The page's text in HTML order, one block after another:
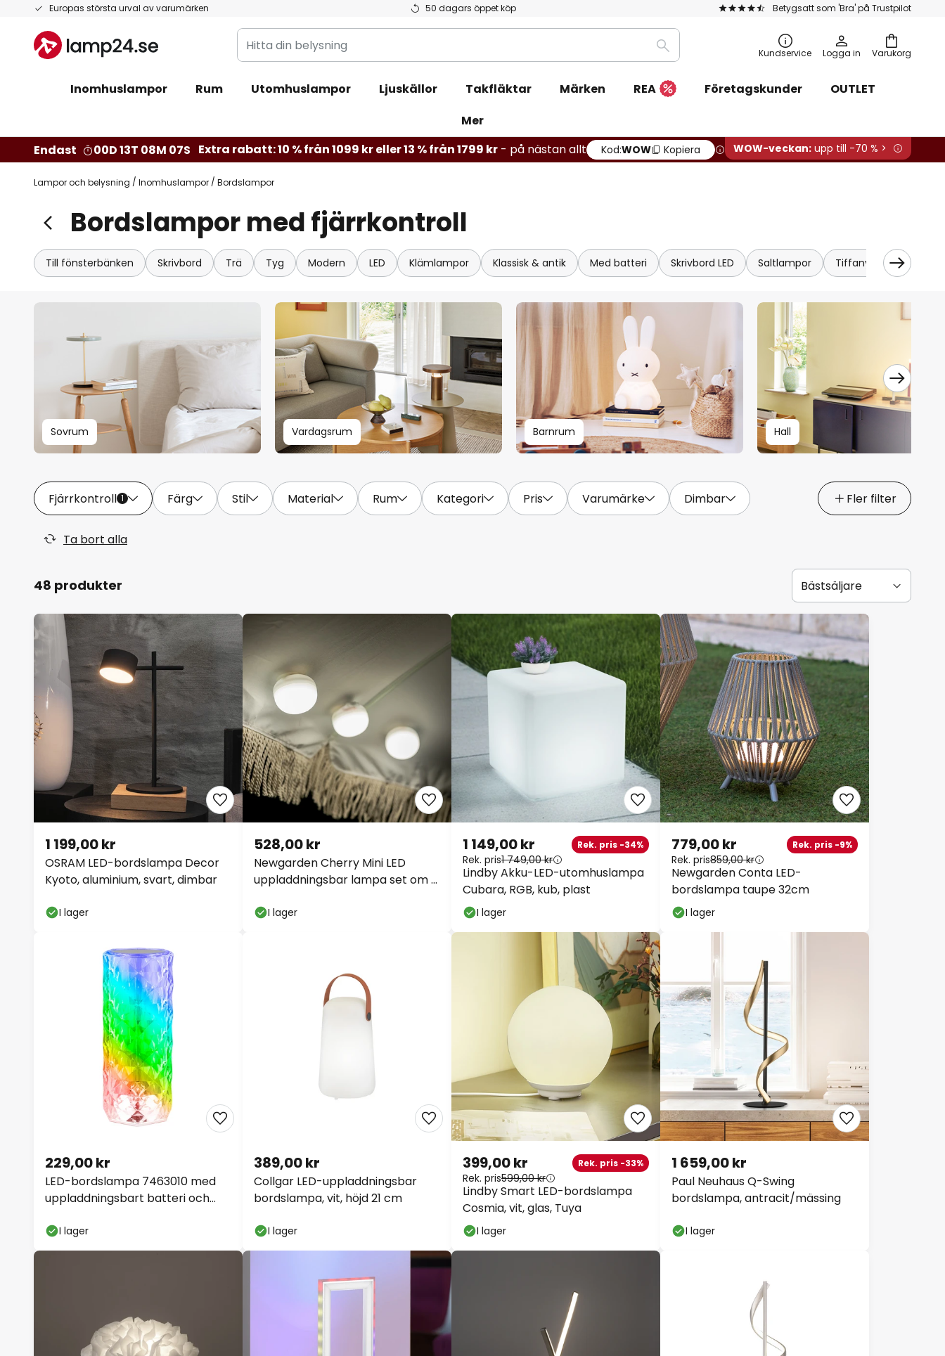
Europas största urval av varumärken 50 dagars öppet köp Betygsatt som 'Bra' på Trustpilot
Hoppa
innehållet
Varukorg
Hitta
din
Sök Kundservice Logga in
Inomhuslampor Rum Utomhuslampor Ljuskällor Takfläktar Märken REA Företagskunder
OUTLET
Mer
Endast
00D 13T 08M 05S Extra rabatt: 10 % från 1099 kr eller 13 % från 1799 kr - på nästan allt Kod:WOW Kopiera WOW-veckan: upp till -70 % >
Lampor och belysning Inomhuslampor Bordslampor
Bordslampor med fjärrkontroll
Till fönsterbänken Skrivbord Trä Tyg Modern LED Klämlampor Klassisk & antik Med batteri Skrivbord LED Saltlampor Tiffany Kristall
Sovrum Vardagsrum Barnrum Hall
Fjärrkontroll 1 Färg Stil Material Rum Kategori Pris Varumärke Dimbar Fler filter
Ta bort alla
48 produkter
OSRAM LED-bordslampa Decor
Kyoto, aluminium, svart, dimbar
1 199,00 kr
I lager
Newgarden Cherry Mini LED
uppladdningsbar lampa set om 3
528,00 kr
I lager
Lindby Akku-LED-utomhuslampa
Cubara, RGB, kub, plast
1 149,00 kr Rek. pris -34%
Rek. pris1 749,00 kr
I lager
Newgarden Conta LED-
bordslampa taupe 32cm
779,00 kr Rek. pris -9%
Rek. pris859,00 kr
I lager
LED-bordslampa 7463010 med
uppladdningsbart batteri och
229,00 kr
I lager
Collgar LED-uppladdningsbar
bordslampa, vit, höjd 21 cm
389,00 kr
I lager
Lindby Smart LED-bordslampa
Cosmia, vit, glas, Tuya
399,00 kr Rek. pris -33%
Rek. pris599,00 kr
I lager
Paul Neuhaus Q-Swing
bordslampa, antracit/mässing
1 659,00 kr
I lager